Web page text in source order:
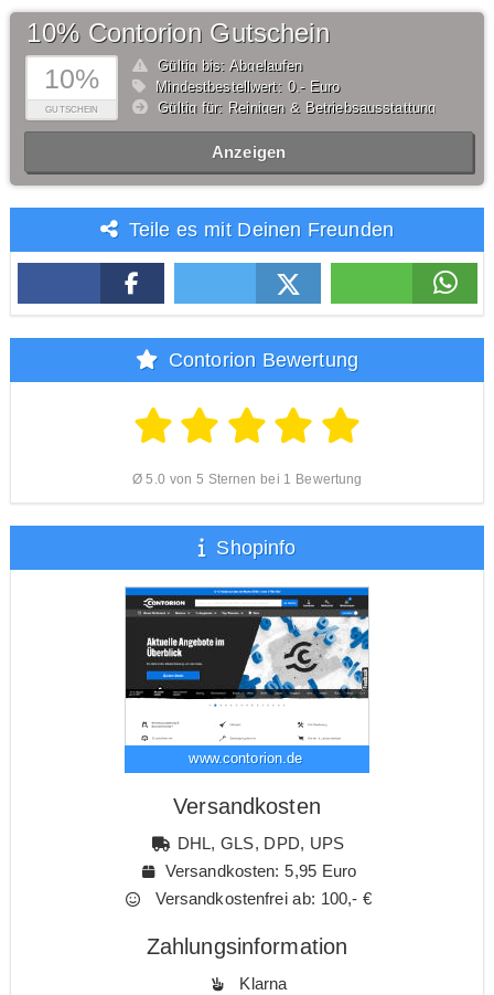
10%
GUTSCHEIN
10% Contorion Gutschein
Gültig bis: Abgelaufen
Mindestbestellwert: 0,- Euro
Gültig für: Reinigen & Betriebsausstattung
Anzeigen
Teile es mit Deinen Freunden
Contorion Bewertung
Ø 5.0 von 5 Sternen bei 1 Bewertung
Shopinfo
www.contorion.de
Versandkosten
DHL, GLS, DPD, UPS
Versandkosten: 5,95 Euro
Versandkostenfrei ab: 100,- €
Zahlungsinformation
Klarna